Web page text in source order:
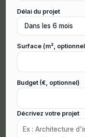
Délai du projet
Surface (m²,
Budget (€, optionnel)
Décrivez votre projet